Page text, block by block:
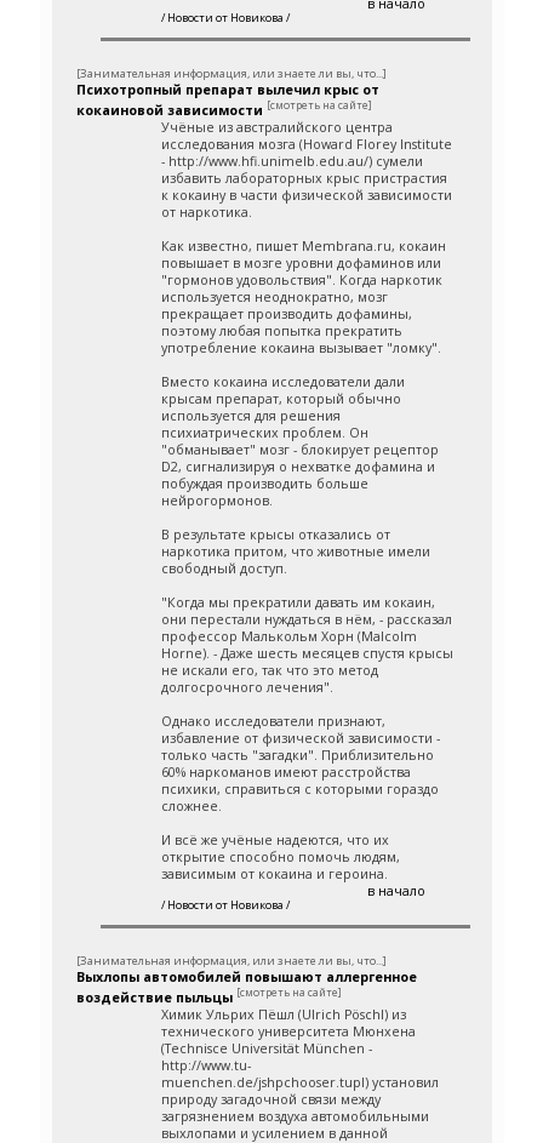
/ Новости от Новикова /
в начало
[Занимательная информация, или знаете ли вы, что...]
Психотропный препарат вылечил крыс от
кокаиновой зависимости [смотреть на сайте]
Учёные из австралийского центра
исследования мозга (Howard Florey Institute
- http://www.hfi.unimelb.edu.au/) сумели
избавить лабораторных крыс пристрастия
к кокаину в части физической зависимости
от наркотика.
Как известно, пишет Membrana.ru, кокаин
повышает в мозге уровни дофаминов или
"гормонов удовольствия". Когда наркотик
используется неоднократно, мозг
прекращает производить дофамины,
поэтому любая попытка прекратить
употребление кокаина вызывает "ломку".
Вместо кокаина исследователи дали
крысам препарат, который обычно
используется для решения
психиатрических проблем. Он
"обманывает" мозг - блокирует рецептор
D2, сигнализируя о нехватке дофамина и
побуждая производить больше
нейрогормонов.
В результате крысы отказались от
наркотика притом, что животные имели
свободный доступ.
"Когда мы прекратили давать им кокаин,
они перестали нуждаться в нём, - рассказал
профессор Малькольм Хорн (Malcolm
Horne). - Даже шесть месяцев спустя крысы
не искали его, так что это метод
долгосрочного лечения".
Однако исследователи признают,
избавление от физической зависимости -
только часть "загадки". Приблизительно
60% наркоманов имеют расстройства
психики, справиться с которыми гораздо
сложнее.
И всё же учёные надеются, что их
открытие способно помочь людям,
зависимым от кокаина и героина.
/ Новости от Новикова /
в начало
[Занимательная информация, или знаете ли вы, что...]
Выхлопы автомобилей повышают аллергенное
воздействие пыльцы [смотреть на сайте]
Химик Ульрих Пёшл (Ulrich Pöschl) из
технического университета Мюнхена
(Technisce Universität München -
http://www.tu-
muenchen.de/jshpchooser.tupl) установил
природу загадочной связи между
загрязнением воздуха автомобильными
выхлопами и усилением в данной